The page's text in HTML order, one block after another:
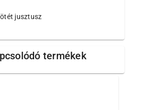
jusztusz
termékek